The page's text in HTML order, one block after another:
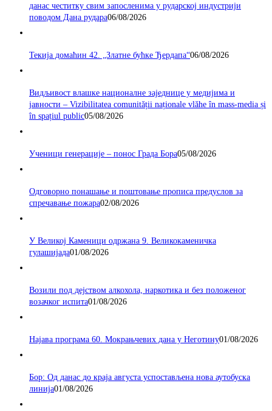
данас честитку свим запосленима у рударској индустрији
поводом Дана рудара06/08/2026
Текија домаћин 42. „Златне бућке Ђердапа“06/08/2026
Видљивост влашке националне заједнице у медијима и
јавности – Vizibilitatea comunității naționale vlăhe în mass-media și
în spațiul public05/08/2026
Ученици генерације – понос Града Бора05/08/2026
Одговорно понашање и поштовање прописа предуслов за
спречавање пожара02/08/2026
У Великој Каменици одржана 9. Великокаменичка
гулашијада01/08/2026
Возили под дејством алкохола, наркотика и без положеног
возачког испита01/08/2026
Најава програма 60. Мокрањчевих дана у Неготину01/08/2026
Бор: Од данас до краја августа успостављена нова аутобуска
линија01/08/2026